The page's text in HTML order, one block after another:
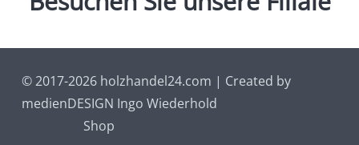
© 2017-2026 holzhandel24.com | Created by
medienDESIGN Ingo Wiederhold